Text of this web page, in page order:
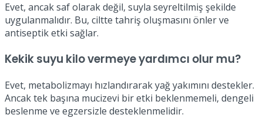
Evet, ancak saf olarak değil, suyla seyreltilmiş şekilde
uygulanmalıdır. Bu, ciltte tahriş oluşmasını önler ve
antiseptik etki sağlar.
Kekik suyu kilo vermeye yardımcı olur mu?
Evet, metabolizmayı hızlandırarak yağ yakımını destekler.
Ancak tek başına mucizevi bir etki beklenmemeli, dengeli
beslenme ve egzersizle desteklenmelidir.